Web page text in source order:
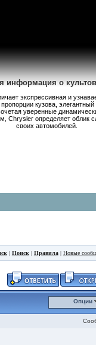
информация о
экспрессивная и
пропорции кузова,
уверенные
Chrysler определяет облик
своих автомобилей.
| Поиск| Правила| Новые
Опции